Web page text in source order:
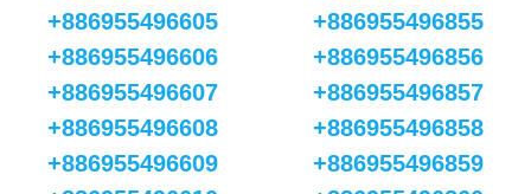
+886955496605
+886955496606
+886955496607
+886955496608
+886955496609
+886955496855
+886955496856
+886955496857
+886955496858
+886955496859